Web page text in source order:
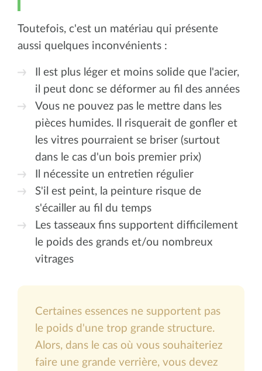
Toutefois, c'est un matériau qui présente
aussi quelques inconvénients :
Il est plus léger et moins solide que l'acier,
il peut donc se déformer au fil des années
Vous ne pouvez pas le mettre dans les
pièces humides. Il risquerait de gonfler et
les vitres pourraient se briser (surtout
dans le cas d'un bois premier prix)
Il nécessite un entretien régulier
S'il est peint, la peinture risque de
s'écailler au fil du temps
Les tasseaux fins supportent difficilement
le poids des grands et/ou nombreux
vitrages
Certaines essences ne supportent pas
le poids d'une trop grande structure.
Alors, dans le cas où vous souhaiteriez
faire une grande verrière, vous devez